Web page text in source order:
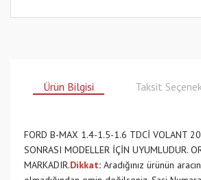
Ürün Bilgisi Taksit
FORD B-MAX 1.4-1.5-1.6 TDCİ VOLANT
SONRASI MODELLER İÇİN UYUMLUDUR.
MARKADIR.Dikkat: Aradığınız ürünün